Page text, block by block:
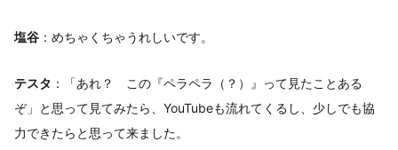
塩谷 ：めちゃくちゃうれしいです。
テスタ ：「あれ？ この『ペラペラ（？）』って見たことある
ぞ」と思って見てみたら、YouTubeも流れてくるし、少しでも協
力できたらと思って来ました。